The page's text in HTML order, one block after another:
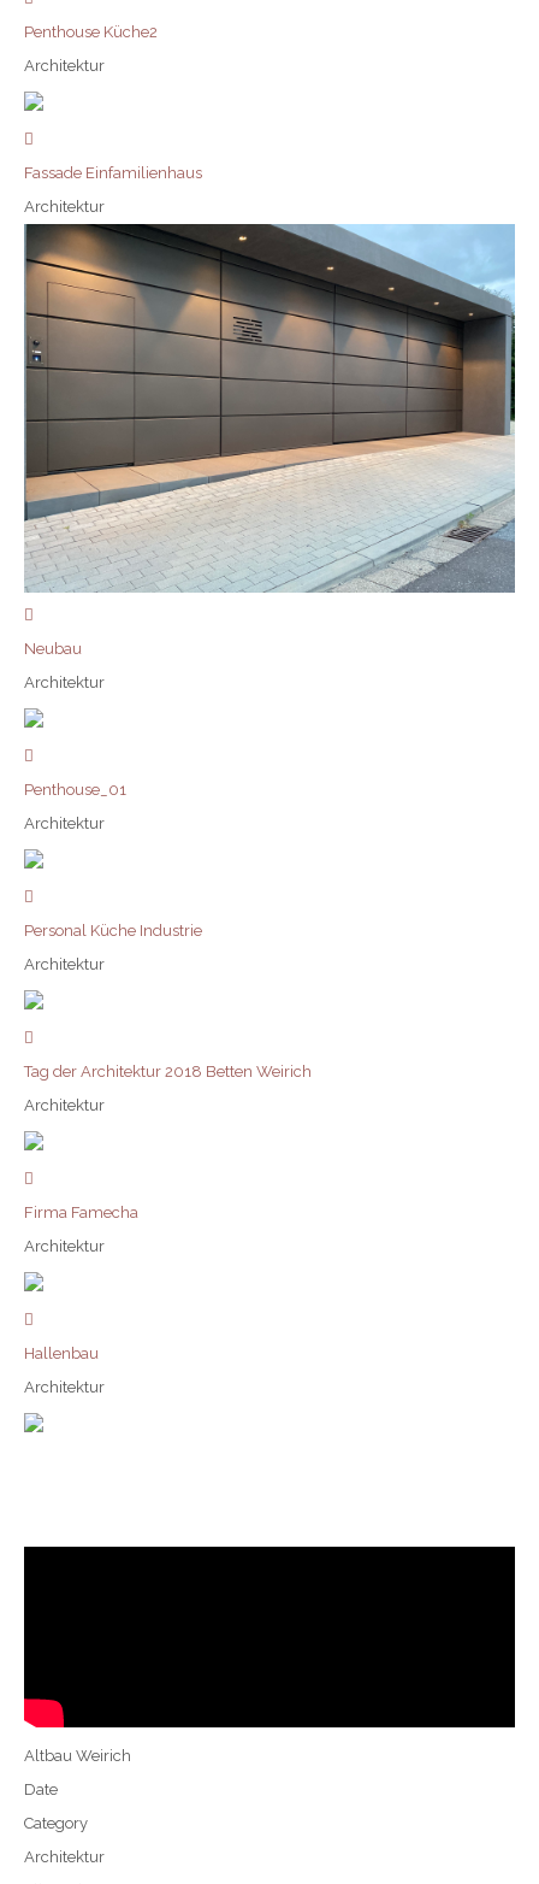
Penthouse Küche2
Architektur
Fassade Einfamilienhaus
Architektur
Neubau
Architektur
Penthouse_01
Architektur
Personal Küche Industrie
Architektur
Tag der Architektur 2018 Betten Weirich
Architektur
Firma Famecha
Architektur
Hallenbau
Architektur
Altbau Weirich
Date
Category
Architektur